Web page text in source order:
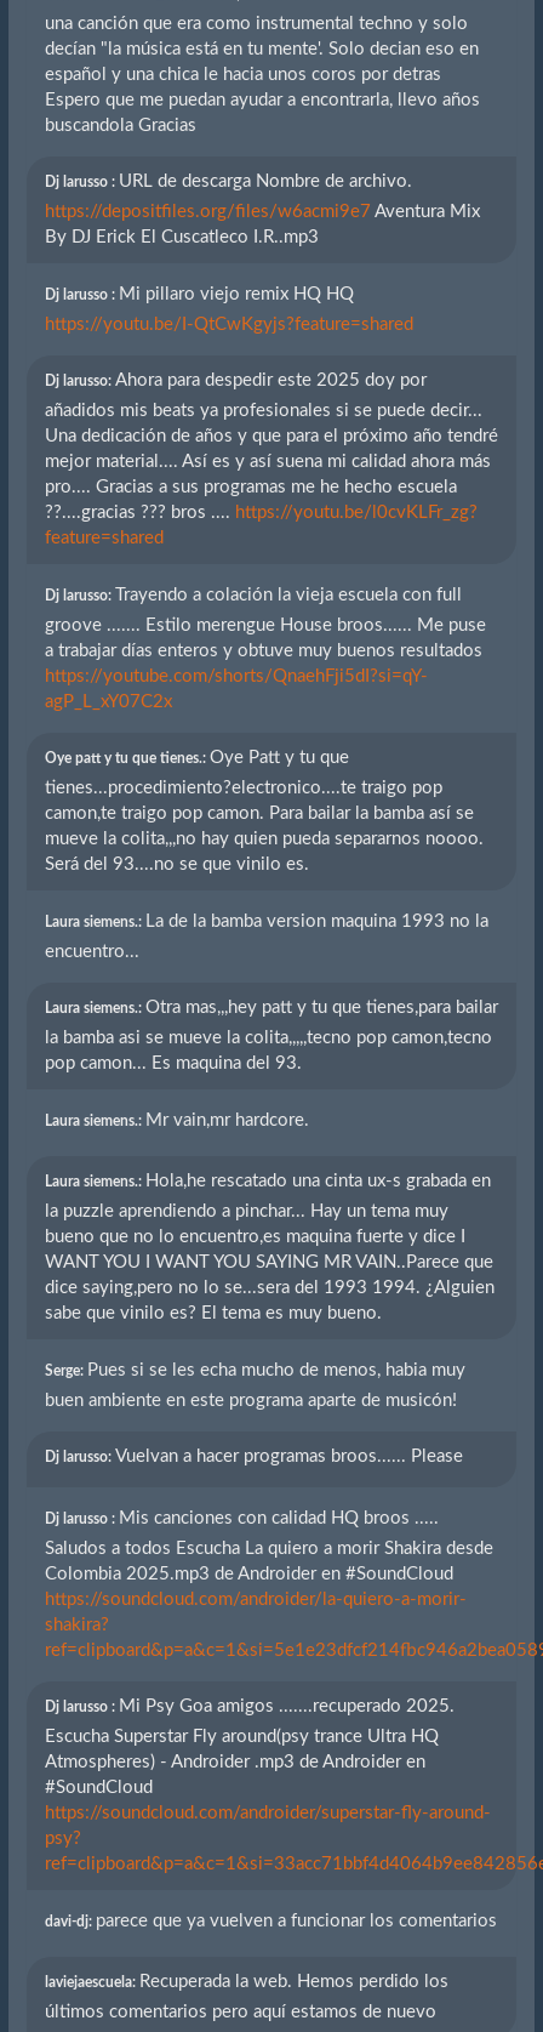
una canción que era como instrumental techno y solo
decían "la música está en tu mente'. Solo decian eso en
español y una chica le hacia unos coros por detras
Espero que me puedan ayudar a encontrarla, llevo años
buscandola Gracias
Dj larusso : URL de descarga Nombre de archivo.
https://depositfiles.org/files/w6acmi9e7 Aventura Mix
By DJ Erick El Cuscatleco I.R..mp3
Dj larusso : Mi pillaro viejo remix HQ HQ
https://youtu.be/I-QtCwKgyjs?feature=shared
Dj larusso: Ahora para despedir este 2025 doy por
añadidos mis beats ya profesionales si se puede decir...
Una dedicación de años y que para el próximo año tendré
mejor material.... Así es y así suena mi calidad ahora más
pro.... Gracias a sus programas me he hecho escuela
??....gracias ??? bros .... https://youtu.be/l0cvKLFr_zg?
feature=shared
Dj larusso: Trayendo a colación la vieja escuela con full
groove ....... Estilo merengue House broos...... Me puse
a trabajar días enteros y obtuve muy buenos resultados
https://youtube.com/shorts/QnaehFji5dI?si=qY-
agP_L_xY07C2x
Oye patt y tu que tienes.: Oye Patt y tu que
tienes...procedimiento?electronico....te traigo pop
camon,te traigo pop camon. Para bailar la bamba así se
mueve la colita,,,no hay quien pueda separarnos noooo.
Será del 93....no se que vinilo es.
Laura siemens.: La de la bamba version maquina 1993 no la
encuentro...
Laura siemens.: Otra mas,,,hey patt y tu que tienes,para bailar
la bamba asi se mueve la colita,,,,,tecno pop camon,tecno
pop camon... Es maquina del 93.
Laura siemens.: Mr vain,mr hardcore.
Laura siemens.: Hola,he rescatado una cinta ux-s grabada en
la puzzle aprendiendo a pinchar... Hay un tema muy
bueno que no lo encuentro,es maquina fuerte y dice I
WANT YOU I WANT YOU SAYING MR VAIN..Parece que
dice saying,pero no lo se...sera del 1993 1994. ¿Alguien
sabe que vinilo es? El tema es muy bueno.
Serge: Pues si se les echa mucho de menos, habia muy
buen ambiente en este programa aparte de musicón!
Dj larusso: Vuelvan a hacer programas broos...... Please
Dj larusso : Mis canciones con calidad HQ broos .....
Saludos a todos Escucha La quiero a morir Shakira desde
Colombia 2025.mp3 de Androider en #SoundCloud
https://soundcloud.com/androider/la-quiero-a-morir-
shakira?
Dj larusso : Mi Psy Goa amigos .......recuperado 2025.
Escucha Superstar Fly around(psy trance Ultra HQ
Atmospheres) - Androider .mp3 de Androider en
#SoundCloud
https://soundcloud.com/androider/superstar-fly-around-
psy?
davi-dj: parece que ya vuelven a funcionar los comentarios
laviejaescuela: Recuperada la web. Hemos perdido los
últimos comentarios pero aquí estamos de nuevo